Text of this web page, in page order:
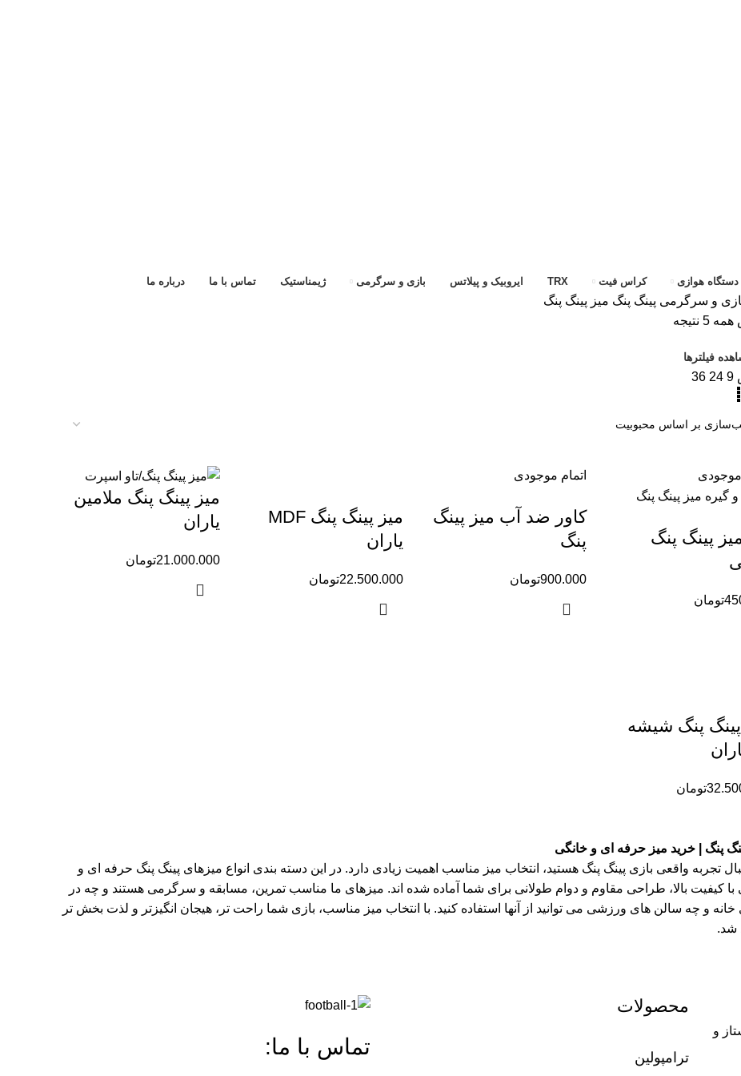
دستگاه هوازی کراس فیت TRX ایروبیک و پیلاتس بازی و سرگرمی ژیمناستیک تماس با ما درباره ما
و سرگرمی پینگ پنگ میز پینگ پنگ
5 نتیجه
فیلترها
9
24
36
موجودی
پینگ پنگ
تومان
اتمام موجودی
کاور ضد آب میز پینگ
پنگ
تومان900.000
میز پینگ پنگ MDF
یاران
تومان22.500.000
میز پینگ پنگ ملامین
یاران
تومان21.000.000
پنگ شیشه
تومان
پنگ | خرید میز حرفه ای و خانگی
تجربه واقعی بازی پینگ پنگ هستید، انتخاب میز مناسب اهمیت زیادی دارد. در این دسته بندی انواع میزهای پینگ پنگ حرفه ای و
با کیفیت بالا، طراحی مقاوم و دوام طولانی برای شما آماده شده اند. میزهای ما مناسب تمرین، مسابقه و سرگرمی هستند و چه در
و چه سالن های ورزشی می توانید از آنها استفاده کنید. با انتخاب میز مناسب، بازی شما راحت تر، هیجان انگیزتر و لذت بخش تر
شد.
و
محصولات
ترامپولین تماس با ما: